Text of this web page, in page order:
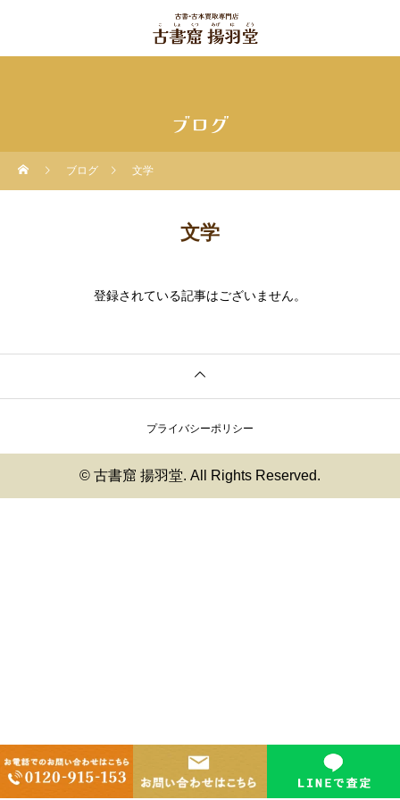
ブログ
ブログ 文学
文学
登録されている記事はございません。
プライバシーポリシー
© 古書窟 揚羽堂. All Rights Reserved.